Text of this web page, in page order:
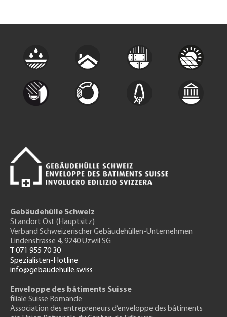
Gebäudehülle Schweiz
Standort Ost (Hauptsitz)
Verband Schweizerischer Gebäudehüllen-Unternehmen
Lindenstrasse 4, 9240 Uzwil SG
T 071 955 70 30
Spezialisten-Hotline
info@gebäudehülle.swiss
Enveloppe des bâtiments Suisse
filiale Suisse Romande
Association des entrepreneurs d’enveloppe des bâtiments